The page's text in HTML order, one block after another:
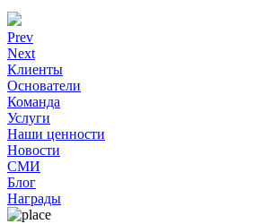
Prev
Next
Клиенты
Основатели
Команда
Услуги
Наши ценности
Новости
СМИ
Блог
Награды